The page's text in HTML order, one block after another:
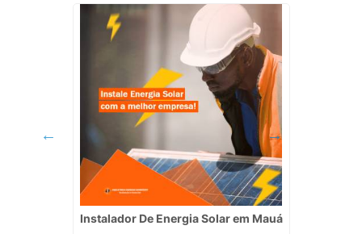
Instalador De Energia Solar em Mauá